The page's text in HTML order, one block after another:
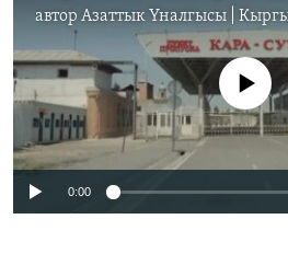
автор Азаттык Үналгысы | Кыргызстан:
No media source
0:00